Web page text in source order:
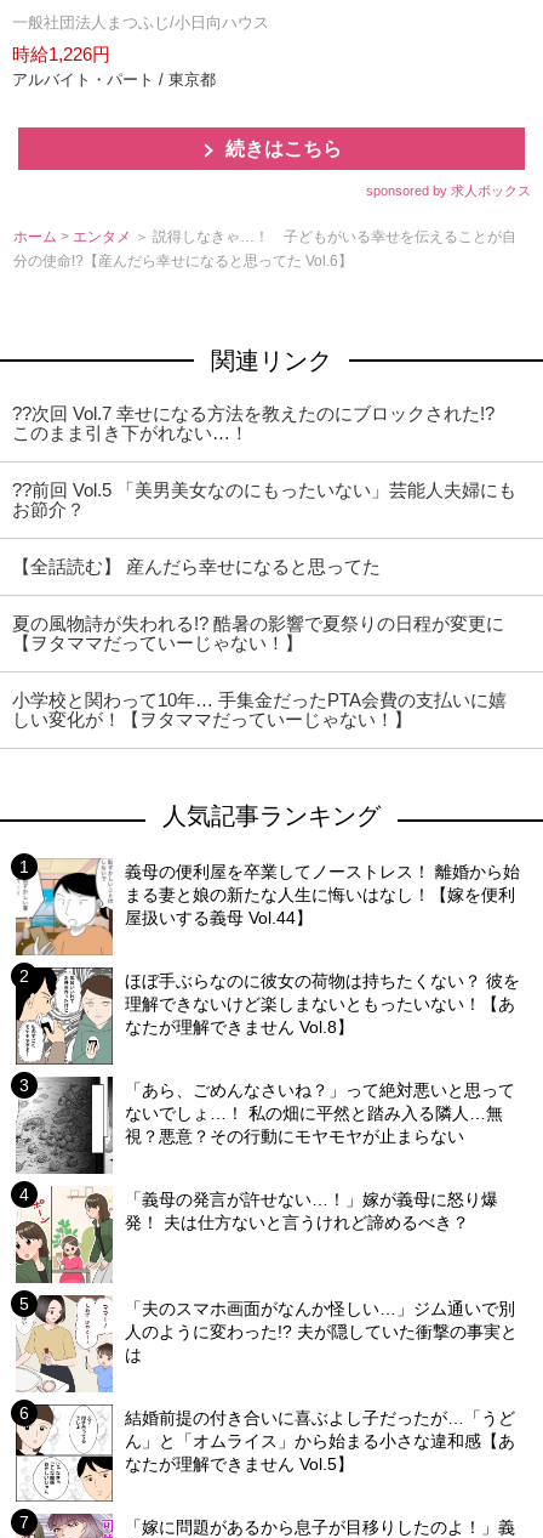
一般社団法人まつふじ/小日向ハウス
時給1,226円
アルバイト・パート / 東京都
続きはこちら
sponsored by 求人ボックス
ホーム > エンタメ ＞ 説得しなきゃ…！ 子どもがいる幸せを伝えることが自
分の使命!?【産んだら幸せになると思ってた Vol.6】
関連リンク
??次回 Vol.7 幸せになる方法を教えたのにブロックされた!?
このまま引き下がれない…！
??前回 Vol.5 「美男美女なのにもったいない」芸能人夫婦にも
お節介？
【全話読む】 産んだら幸せになると思ってた
夏の風物詩が失われる!? 酷暑の影響で夏祭りの日程が変更に
【ヲタママだっていーじゃない！】
小学校と関わって10年… 手集金だったPTA会費の支払いに嬉
しい変化が！【ヲタママだっていーじゃない！】
人気記事ランキング
義母の便利屋を卒業してノーストレス！ 離婚から始
まる妻と娘の新たな人生に悔いはなし！【嫁を便利
屋扱いする義母 Vol.44】
ほぼ手ぶらなのに彼女の荷物は持ちたくない？ 彼を
理解できないけど楽しまないともったいない！【あ
なたが理解できません Vol.8】
「あら、ごめんなさいね？」って絶対悪いと思って
ないでしょ…！ 私の畑に平然と踏み入る隣人…無
視？悪意？その行動にモヤモヤが止まらない
「義母の発言が許せない…！」嫁が義母に怒り爆
発！ 夫は仕方ないと言うけれど諦めるべき？
「夫のスマホ画面がなんか怪しい…」ジム通いで別
人のように変わった!? 夫が隠していた衝撃の事実と
は
結婚前提の付き合いに喜ぶよし子だったが…「うど
ん」と「オムライス」から始まる小さな違和感【あ
なたが理解できません Vol.5】
「嫁に問題があるから息子が目移りしたのよ！」義